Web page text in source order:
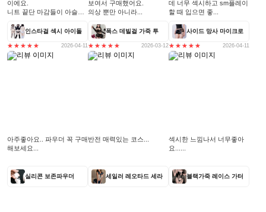
이에요.
니트 끝단 마감들이 아슬아
인스타걸 섹시 아이돌
보여서 구매했어요.
의상 뿐만 아니라...
폭스 데빌걸 가죽 투
데 너무 섹시하고 sm플레이
할 때 입으면 좋...
사이드 망사 마이크로
2026-04-11
아주좋아요.. 파우더 꼭 구매
해보세요...
실리콘 보존파우더
2026-03-12
반전 매력있는 코스...
세일러 레오타드 세라
2026-04-11
섹시한 느낌나서 너무좋아
요......
블랙가죽 레이스 가터